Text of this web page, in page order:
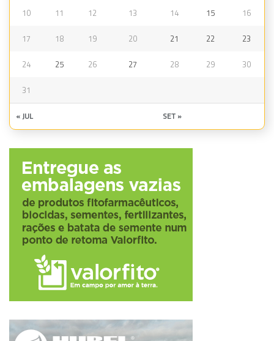
10 11 12 13 14 15 16
17 18 19 20 21 22 23
24 25 26 27 28 29 30
31
« JUL SET »